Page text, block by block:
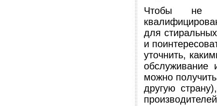
Чтобы не
для
и
уточнить,
обслуживание
можно
другую